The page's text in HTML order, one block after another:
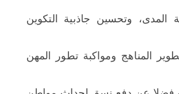
المدى، وتحسين جاذبية التكوين
المناهج ومواكبة تطور المهن